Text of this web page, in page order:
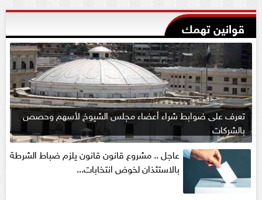
قوانين تهمك
تعرف على ضوابط شراء أعضاء مجلس الشيوخ لأسهم وحصص
بالشركات
عاجل .. مشروع قانون قانون يلزم ضباط الشرطة
بالاستئذان لخوض انتخابات...